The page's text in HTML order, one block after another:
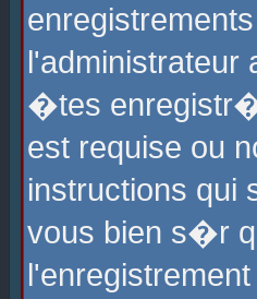
l'administrateur
�tes
est requise ou
instructions
vous bien s�r